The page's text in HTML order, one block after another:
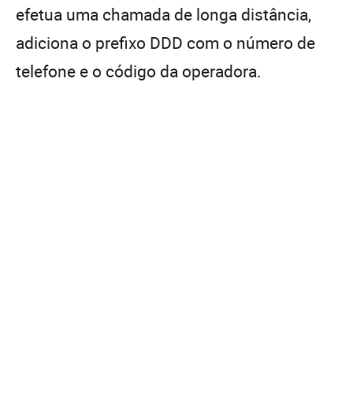
efetua uma chamada de longa distância,
adiciona o prefixo DDD com o número de
telefone e o código da operadora.